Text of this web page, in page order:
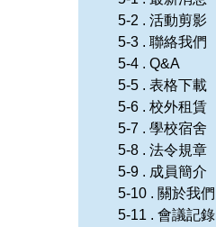
5-2 . 活動剪影
5-3 . 聯絡我們
5-4 . Q&A
5-5 . 表格下載
5-6 . 校外租賃
5-7 . 學校宿舍
5-8 . 法令規章
5-9 . 成員簡介
5-10 . 關於我們
5-11 . 會議記錄